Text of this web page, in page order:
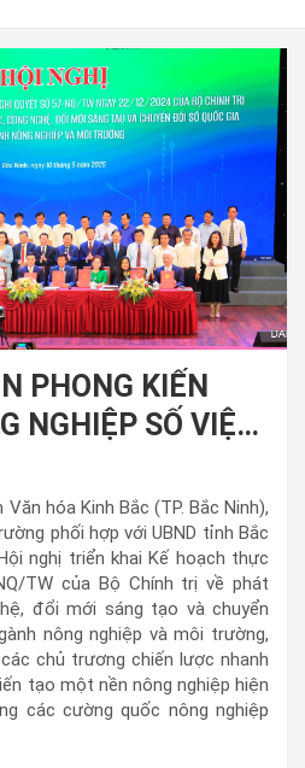
PHONG KIẾN
NGHIỆP SỐ VIỆT
hóa Kinh Bắc (TP. Bắc Ninh),
phối hợp với UBND tỉnh Bắc
nghị triển khai Kế hoạch thực
TW của Bộ Chính trị về phát
đổi mới sáng tạo và chuyển
nông nghiệp và môi trường,
chủ trương chiến lược nhanh
tạo một nền nông nghiệp hiện
các cường quốc nông nghiệp